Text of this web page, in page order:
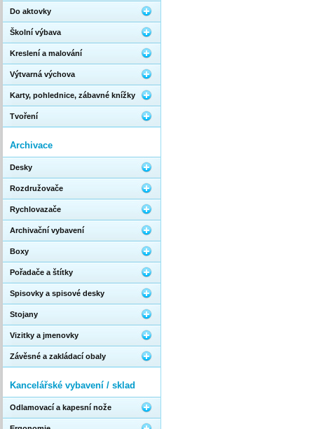
Do aktovky
Školní výbava
Kreslení a malování
Výtvarná výchova
Karty, pohlednice, zábavné knížky
Tvoření
Archivace
Desky
Rozdružovače
Rychlovazače
Archivační vybavení
Boxy
Pořadače a štítky
Spisovky a spisové desky
Stojany
Vizitky a jmenovky
Závěsné a zakládací obaly
Kancelářské vybavení / sklad
Odlamovací a kapesní nože